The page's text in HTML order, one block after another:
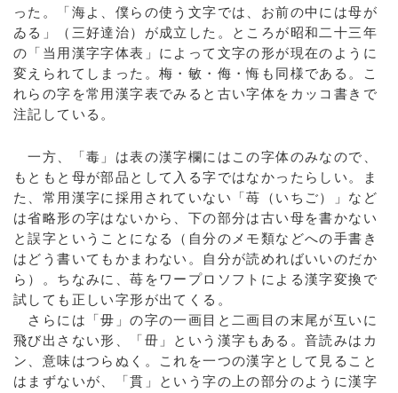
った。「海よ、僕らの使う文字では、お前の中には母が
ゐる」（三好達治）が成立した。ところが昭和二十三年
の「当用漢字字体表」によって文字の形が現在のように
変えられてしまった。梅・敏・侮・悔も同様である。こ
れらの字を常用漢字表でみると古い字体をカッコ書きで
注記している。
一方、「毒」は表の漢字欄にはこの字体のみなので、
もともと母が部品として入る字ではなかったらしい。ま
た、常用漢字に採用されていない「苺（いちご）」など
は省略形の字はないから、下の部分は古い母を書かない
と誤字ということになる（自分のメモ類などへの手書き
はどう書いてもかまわない。自分が読めればいいのだか
ら）。ちなみに、苺をワープロソフトによる漢字変換で
試しても正しい字形が出てくる。
さらには「毋」の字の一画目と二画目の末尾が互いに
飛び出さない形、「毌」という漢字もある。音読みはカ
ン、意味はつらぬく。これを一つの漢字として見ること
はまずないが、「貫」という字の上の部分のように漢字